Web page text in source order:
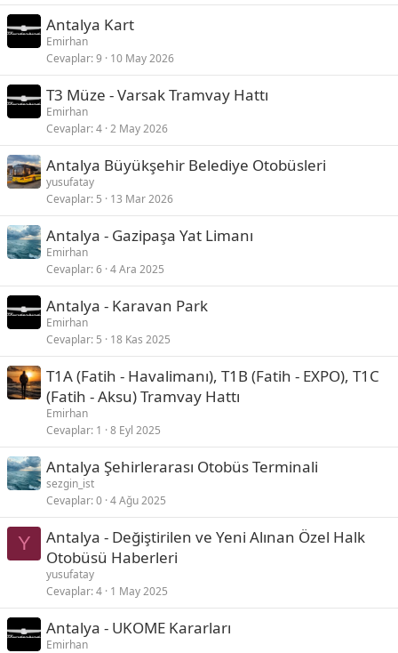
Antalya Kart
Emirhan
Cevaplar 9 10 May 2026
T3 Müze - Varsak Tramvay Hattı
Emirhan
Cevaplar 4 2 May 2026
Antalya Büyükşehir Belediye Otobüsleri
yusufatay
Cevaplar 5 13 Mar 2026
Antalya - Gazipaşa Yat Limanı
Emirhan
Cevaplar 6 4 Ara 2025
Antalya - Karavan Park
Emirhan
Cevaplar 5 18 Kas 2025
T1A (Fatih - Havalimanı), T1B (Fatih - EXPO), T1C
(Fatih - Aksu) Tramvay Hattı
Emirhan
Cevaplar 1 8 Eyl 2025
Antalya Şehirlerarası Otobüs Terminali
sezgin_ist
Cevaplar 0 4 Ağu 2025
Y
Antalya - Değiştirilen ve Yeni Alınan Özel Halk
Otobüsü Haberleri
yusufatay
Cevaplar 4 1 May 2025
Antalya - UKOME Kararları
Emirhan